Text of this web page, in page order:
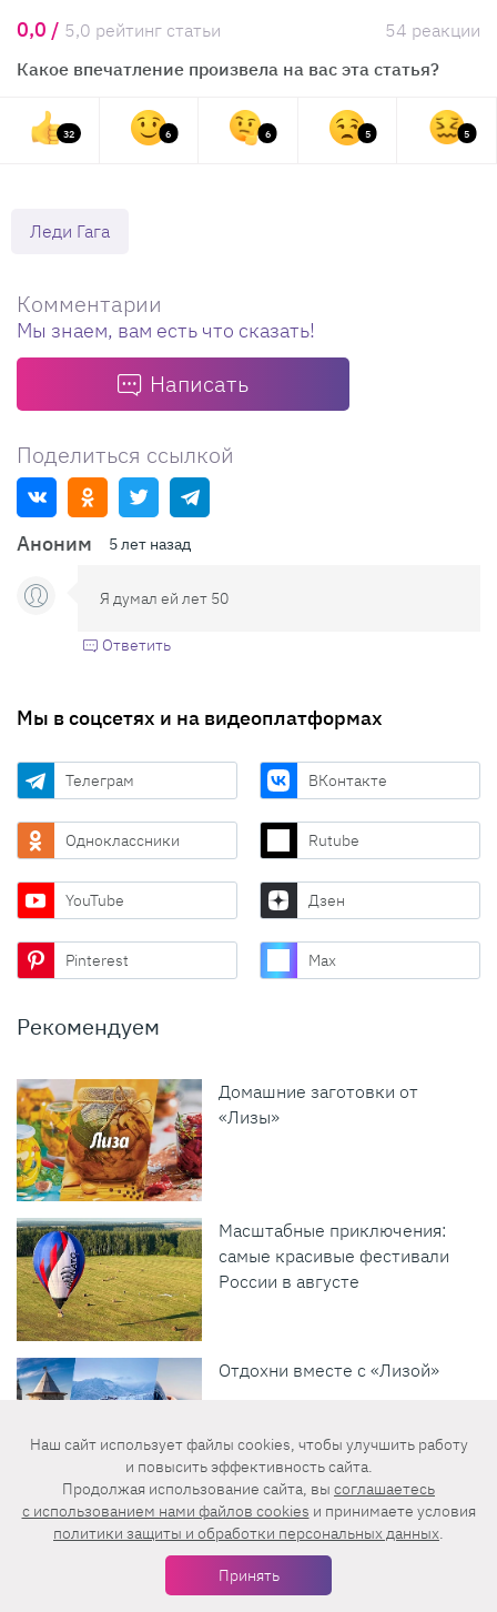
0,0 / 5,0 рейтинг статьи
54 реакции
Какое впечатление произвела на вас эта статья?
32 6 6 5 5
Леди Гага
Комментарии
Мы знаем, вам есть что сказать!
Написать
Поделиться ссылкой
Аноним 5 лет назад
Я думал ей лет 50
Ответить
Мы в соцсетях и на видеоплатформах
Телеграм ВКонтакте
Одноклассники Rutube
YouTube Дзен
Pinterest Max
Рекомендуем
Домашние заготовки от
«Лизы»
Масштабные приключения:
самые красивые фестивали
России в августе
Отдохни вместе с «Лизой»
Что будет, если съесть сырое
мясо: 7 возможных
последствий для организма
Наш сайт использует файлы cookies, чтобы улучшить работу
и повысить эффективность сайта.
Продолжая использование сайта, вы соглашаетесь
c использованием нами файлов cookies и принимаете условия
политики защиты и обработки персональных данных.
Принять